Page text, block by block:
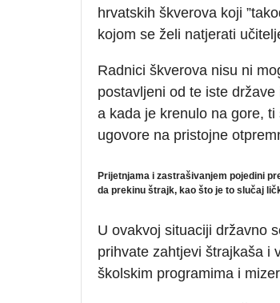
hrvatskih škverova koji
kojom se želi natjerati
Radnici škverova nisu ni
postavljeni od te iste
a kada je krenulo na gore,
ugovore na pristojne
Prijetnjama i zastrašivanjem pojedini
da prekinu štrajk, kao što je to slučaj
U ovakvoj situaciji državno
prihvate zahtjevi štrajkaša i
školskim programima i